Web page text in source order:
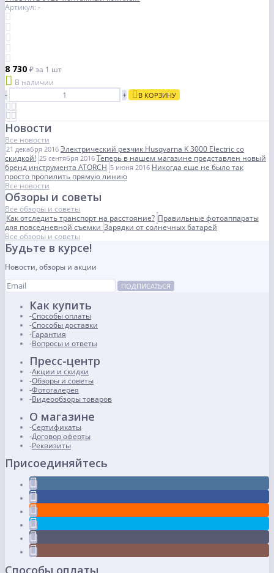
Артикул: -
8 730 ₽за 1 шт
В наличии
-
+ В КОРЗИНУ
Новости
Все новости
21 декабря 2016 Электрический резчик Husqvarna K 3000 Electric со
скидкой! 25 сентября 2016 Теперь в нашем магазине представлен новый
бренд инструмента ATORCH 5 июня 2016 Никогда еще не было так
просто пропилить прямую линию
Все новости
Обзоры и советы
Все обзоры и советы
Как отследить транспорт на расстояние? Правильные фотоаппараты
для повседневной съемки Зарядки от солнечных батарей
Все обзоры и советы
Будьте в курсе!
Новости, обзоры и акции
ПОДПИСАТЬСЯ
Как купить
Способы оплаты
Способы доставки
Гарантия
Вопросы и ответы
Пресс-центр
Акции и скидки
Обзоры и советы
Фотогалерея
Видеообзоры товаров
О магазине
Сертификаты
Договор оферты
Реквизиты
Присоединяйтесь